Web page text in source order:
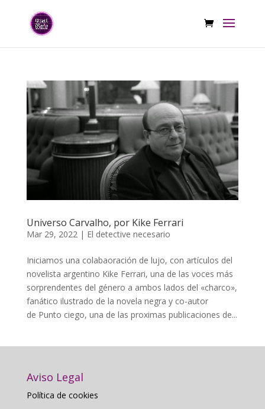
Universo Carvalho, por Kike Ferrari
Mar 29, 2022 | El detective necesario
Iniciamos una colabaoración de lujo, con artículos del
novelista argentino Kike Ferrari, una de las voces más
sorprendentes del género a ambos lados del «charco»,
fanático ilustrado de la novela negra y co-autor
de Punto ciego, una de las proximas publicaciones de...
Aviso Legal
Política de cookies